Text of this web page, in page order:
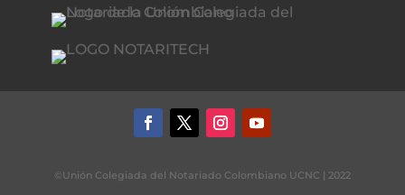
©Unión Colegiada del Notariado Colombiano UCNC | 2022